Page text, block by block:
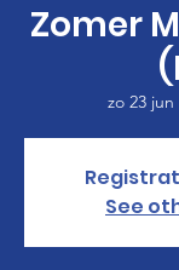
Zomer
zo 23 jun
See